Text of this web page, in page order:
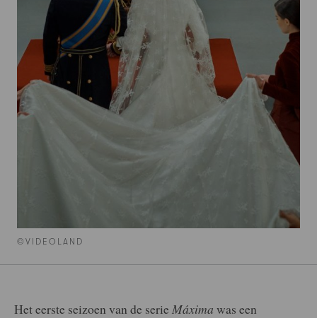
©VIDEOLAND
Het eerste seizoen van de serie Máxima was een